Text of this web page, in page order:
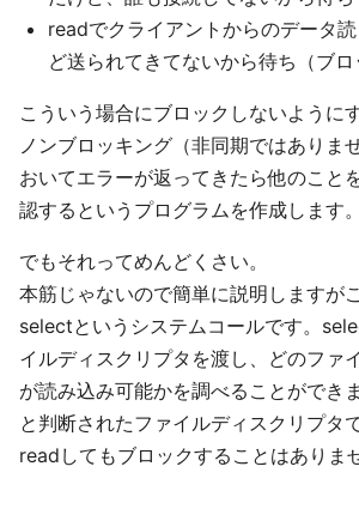
readでクライアントからのデータ
ど送られてきてないから待ち（ブロ
こういう場合にブロックしないように
ノンブロッキング（非同期ではありま
おいてエラーが返ってきたら他のこと
認するというプログラムを作成します。
でもそれってめんどくさい。
本筋じゃないので簡単に説明しますが
selectというシステムコールです。
イルディスクリプタを渡し、どのファ
が読み込み可能かを調べることができ
と判断されたファイルディスクリプタ
readしてもブロックすることはありま